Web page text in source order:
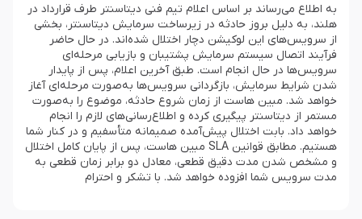
به اطلاع می‌رساند بر اساس اعلام تیم فنی دیتاسنتر طرف قرارداد در
هلند، به دلیل بروز حادثه در زیرساخت سرمایش دیتاسنتر، بخشی
از سرویس‌های این لوکیشن دچار اختلال شده‌اند. در حال حاضر
فرآیند اتصال سیستم سرمایش پشتیبان و بازیابی مرحله‌ای
سرویس‌ها در حال انجام است. طبق آخرین اعلام، پس از پایدار
شدن شرایط سرمایش، بازگردانی سرویس‌ها به‌صورت مرحله‌ای آغاز
خواهد شد. مبین‌ هاست از زمان شروع حادثه، موضوع را به‌صورت
مستمر از دیتاسنتر پیگیری کرده و اطلاع‌رسانی‌های لازم را انجام
خواهد داد. بابت اختلال پیش‌آمده صمیمانه متأسفیم و در کنار شما
هستیم. مطابق قوانین SLA مبین‌ هاست، پس از پایان کامل اختلال
و مشخص شدن مدت دقیق قطعی، معادل دو برابر زمان قطعی به
مدت سرویس شما افزوده خواهد شد. با تشکر و احترام